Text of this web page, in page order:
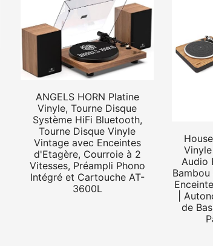
ANGELS HORN Platine
Vinyle, Tourne Disque
Système HiFi Bluetooth,
Tourne Disque Vinyle
Vintage avec Enceintes
d'Etagère, Courroie à 2
Vitesses, Préampli Phono
Intégré et Cartouche AT-
3600L
Audio
|
de